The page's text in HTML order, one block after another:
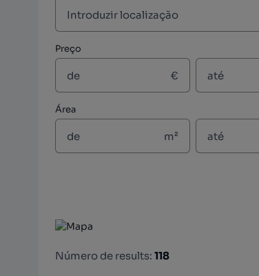
Preço
€
Área
m²
Número de results: 118